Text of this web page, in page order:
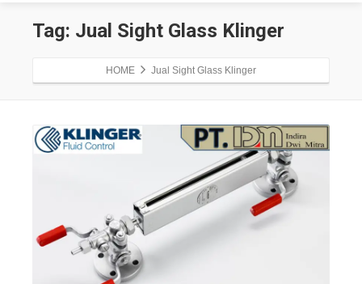
Tag: Jual Sight Glass Klinger
HOME Jual Sight Glass Klinger